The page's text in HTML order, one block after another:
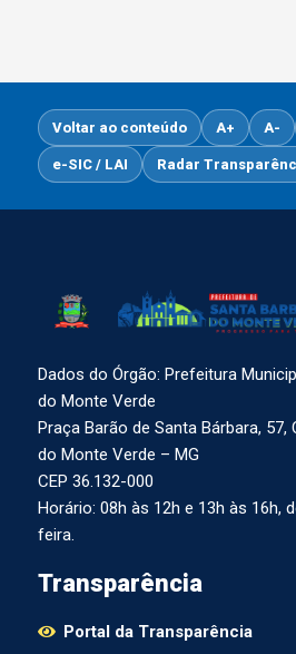
Voltar ao conteúdo A+ A-
e-SIC / LAI Radar
Dados do Órgão: Prefeitura
do Monte Verde
Praça Barão de Santa Bárbara, 57,
do Monte Verde – MG
CEP 36.132-000
Horário: 08h às 12h e 13h às 16h,
feira.
Transparência
Portal da Transparência